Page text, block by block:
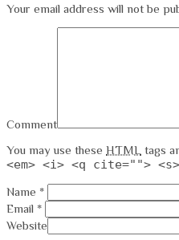
Your email address will not be
Comment
You may use these HTML tags
<em> <i> <q cite="">
Name *
Email *
Website